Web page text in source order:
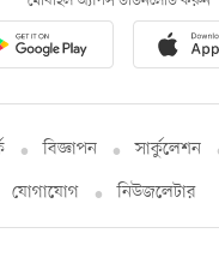
বিজ্ঞাপন সার্কুলেশন
যোগাযোগ
নিউজলেটার